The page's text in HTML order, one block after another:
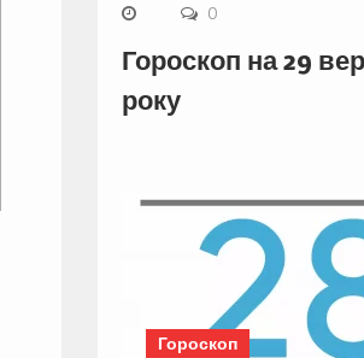
0
Гороскоп на 29
року
Гороскоп